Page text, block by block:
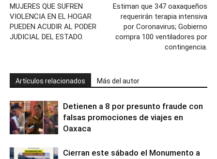
MUJERES QUE SUFREN
VIOLENCIA EN EL HOGAR
PUEDEN ACUDIR AL PODER
JUDICIAL DEL ESTADO.
Estiman que 347 oaxaqueños
requerirán terapia intensiva
por Coronavirus; Gobierno
compra 100 ventiladores por
contingencia.
Artículos relacionados Más del autor
Detienen a 8 por presunto fraude con
falsas promociones de viajes en
Oaxaca
Cierran este sábado el Monumento a